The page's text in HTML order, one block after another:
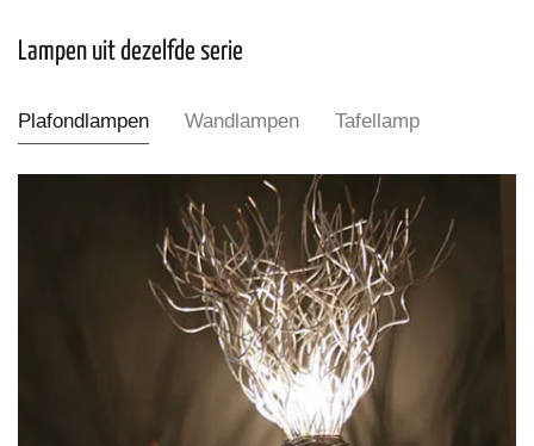
Lampen uit dezelfde serie
Plafondlampen Wandlampen Tafellamp